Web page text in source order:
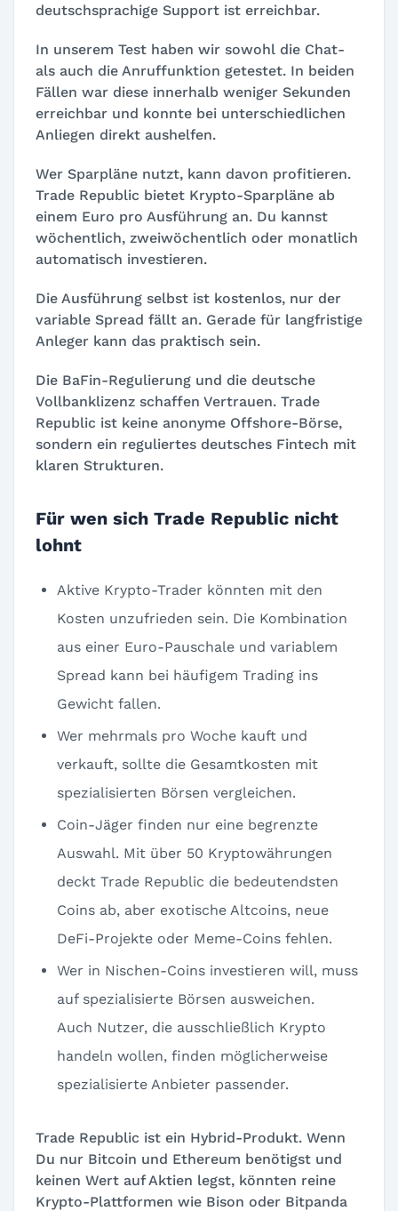
deutschsprachige Support ist erreichbar.
In unserem Test haben wir sowohl die Chat-
als auch die Anruffunktion getestet. In beiden
Fällen war diese innerhalb weniger Sekunden
erreichbar und konnte bei unterschiedlichen
Anliegen direkt aushelfen.
Wer Sparpläne nutzt, kann davon profitieren.
Trade Republic bietet Krypto-Sparpläne ab
einem Euro pro Ausführung an. Du kannst
wöchentlich, zweiwöchentlich oder monatlich
automatisch investieren.
Die Ausführung selbst ist kostenlos, nur der
variable Spread fällt an. Gerade für langfristige
Anleger kann das praktisch sein.
Die BaFin-Regulierung und die deutsche
Vollbanklizenz schaffen Vertrauen. Trade
Republic ist keine anonyme Offshore-Börse,
sondern ein reguliertes deutsches Fintech mit
klaren Strukturen.
Für wen sich Trade Republic nicht
lohnt
Aktive Krypto-Trader könnten mit den
Kosten unzufrieden sein. Die Kombination
aus einer Euro-Pauschale und variablem
Spread kann bei häufigem Trading ins
Gewicht fallen.
Wer mehrmals pro Woche kauft und
verkauft, sollte die Gesamtkosten mit
spezialisierten Börsen vergleichen.
Coin-Jäger finden nur eine begrenzte
Auswahl. Mit über 50 Kryptowährungen
deckt Trade Republic die bedeutendsten
Coins ab, aber exotische Altcoins, neue
DeFi-Projekte oder Meme-Coins fehlen.
Wer in Nischen-Coins investieren will, muss
auf spezialisierte Börsen ausweichen.
Auch Nutzer, die ausschließlich Krypto
handeln wollen, finden möglicherweise
spezialisierte Anbieter passender.
Trade Republic ist ein Hybrid-Produkt. Wenn
Du nur Bitcoin und Ethereum benötigst und
keinen Wert auf Aktien legst, könnten reine
Krypto-Plattformen wie Bison oder Bitpanda